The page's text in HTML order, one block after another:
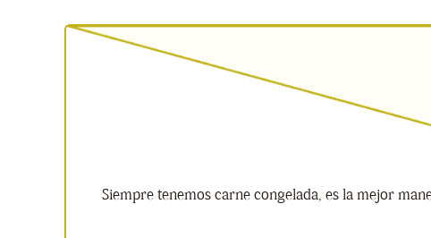
Siempre tenemos carne congelada, es la mejor